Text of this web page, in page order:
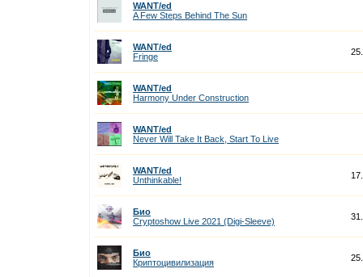
WANT/ed
A Few Steps Behind The Sun
WANT/ed
Fringe
WANT/ed
Harmony Under Construction
WANT/ed
Never Will Take It Back, Start To Live
WANT/ed
Unthinkable!
Био
Cryptoshow Live 2021 (Digi-Sleeve)
Био
Криптоцивилизация